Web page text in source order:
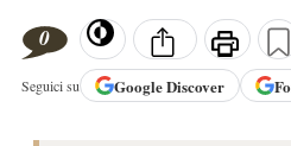
0
Seguici su GoogleDiscover